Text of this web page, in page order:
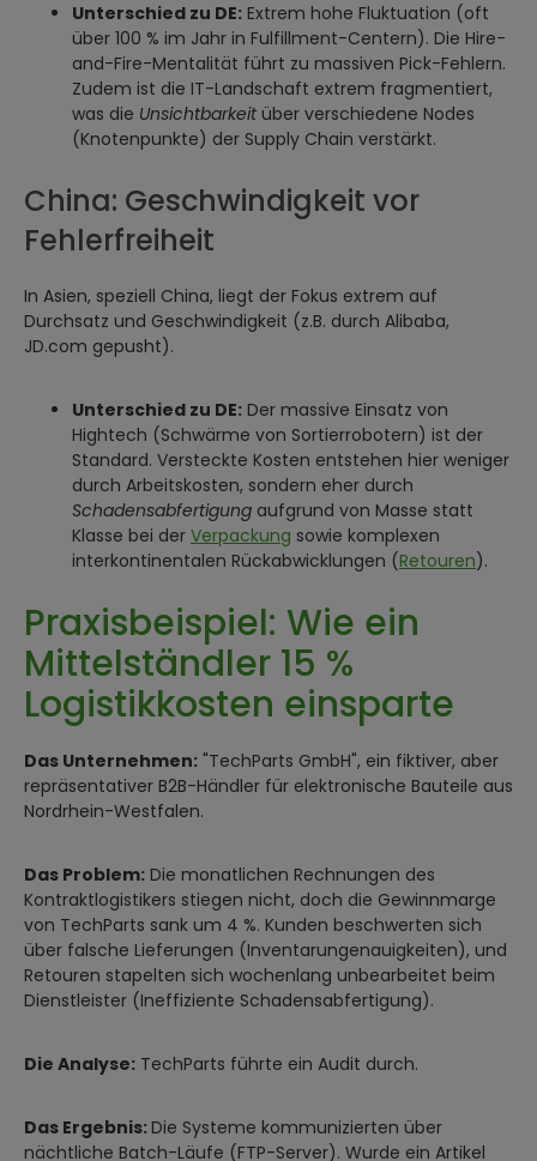
Unterschied zu DE: Extrem hohe Fluktuation (oft
über 100 % im Jahr in Fulfillment-Centern). Die Hire-
and-Fire-Mentalität führt zu massiven Pick-Fehlern.
Zudem ist die IT-Landschaft extrem fragmentiert,
was die Unsichtbarkeit über verschiedene Nodes
(Knotenpunkte) der Supply Chain verstärkt.
China: Geschwindigkeit vor
Fehlerfreiheit
In Asien, speziell China, liegt der Fokus extrem auf
Durchsatz und Geschwindigkeit (z.B. durch Alibaba,
JD.com gepusht).
Unterschied zu DE: Der massive Einsatz von
Hightech (Schwärme von Sortierrobotern) ist der
Standard. Versteckte Kosten entstehen hier weniger
durch Arbeitskosten, sondern eher durch
Schadensabfertigung aufgrund von Masse statt
Klasse bei der Verpackung sowie komplexen
interkontinentalen Rückabwicklungen (Retouren).
Praxisbeispiel: Wie ein
Mittelständler 15 %
Logistikkosten einsparte
Das Unternehmen: "TechParts GmbH", ein fiktiver, aber
repräsentativer B2B-Händler für elektronische Bauteile aus
Nordrhein-Westfalen.
Das Problem: Die monatlichen Rechnungen des
Kontraktlogistikers stiegen nicht, doch die Gewinnmarge
von TechParts sank um 4 %. Kunden beschwerten sich
über falsche Lieferungen (Inventarungenauigkeiten), und
Retouren stapelten sich wochenlang unbearbeitet beim
Dienstleister (Ineffiziente Schadensabfertigung).
Die Analyse: TechParts führte ein Audit durch.
Das Ergebnis:Die Systeme kommunizierten über
nächtliche Batch-Läufe (FTP-Server). Wurde ein Artikel